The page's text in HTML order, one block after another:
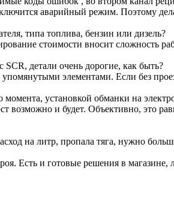
аварийный режим. Поэтому
типа топлива, бензин или дизель?
стоимости вносит сложность
детали очень дорогие, как быть?
элементами. Если без
установкой обманки на
возможно и будет. Объективно, это
на литр, пропала тяга, нужно
Есть и готовые решения в магазине,